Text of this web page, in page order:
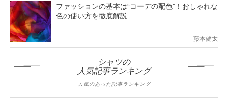
ファッションの基本は“コーデの配色”！おしゃれな
色の使い方を徹底解説
藤本健太
シャツの
人気記事ランキング
人気のあった記事ランキング